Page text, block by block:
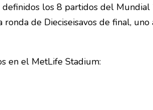
los 8 partidos del
de Dieciseisavos de final,
en el MetLife Stadium: